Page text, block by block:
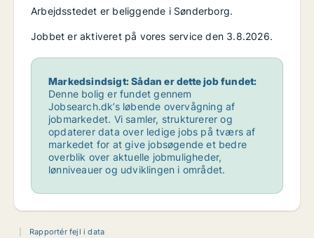
Arbejdsstedet er beliggende i Sønderborg.
Jobbet er aktiveret på vores service den 3.8.2026.
Markedsindsigt: Sådan er dette job fundet:
Denne bolig er fundet gennem
Jobsearch.dk’s løbende overvågning af
jobmarkedet. Vi samler, strukturerer og
opdaterer data over ledige jobs på tværs af
markedet for at give jobsøgende et bedre
overblik over aktuelle jobmuligheder,
lønniveauer og udviklingen i området.
Rapportér fejl i data